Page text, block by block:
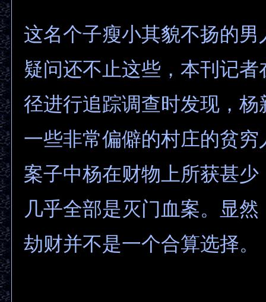
这名个子瘦小其貌不扬的男
疑问还不止这些，本刊记者
径进行追踪调查时发现，杨
一些非常偏僻的村庄的贫穷
案子中杨在财物上所获甚少
几乎全部是灭门血案。显
劫财并不是一个合算选择。